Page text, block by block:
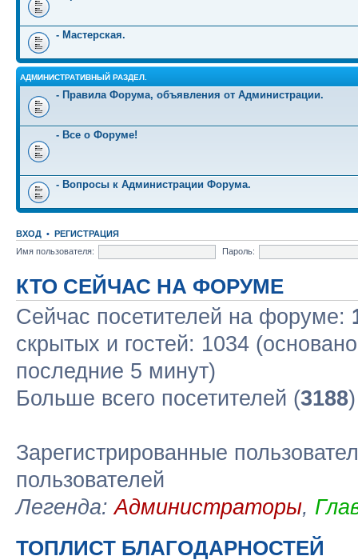
- Мастерская.
АДМИНИСТРАТИВНЫЙ РАЗДЕЛ.
- Правила Форума, объявления от Администрации.
- Все о Форуме!
- Вопросы к Администрации Форума.
ВХОД • РЕГИСТРАЦИЯ
Имя пользователя:
Пароль:
КТО СЕЙЧАС НА ФОРУМЕ
Сейчас посетителей на форуме:
скрытых и гостей: 1034
последние 5 минут)
Больше всего посетителей (3188
Зарегистрированные
пользователей
Легенда:Администраторы,
ТОПЛИСТ БЛАГОДАРНОСТЕЙ